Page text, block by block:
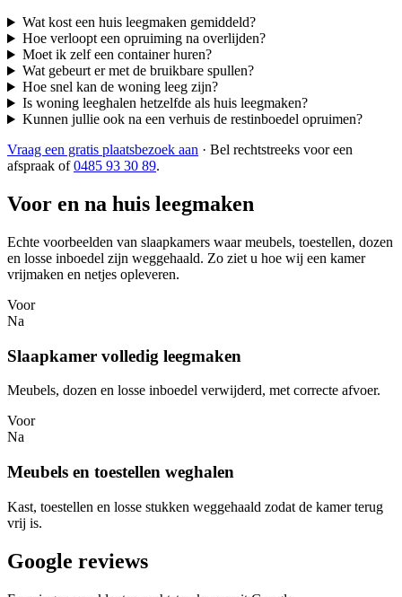
Wat kost een huis leegmaken gemiddeld?
Hoe verloopt een opruiming na overlijden?
Moet ik zelf een container huren?
Wat gebeurt er met de bruikbare spullen?
Hoe snel kan de woning leeg zijn?
Is woning leeghalen hetzelfde als huis leegmaken?
Kunnen jullie ook na een verhuis de restinboedel opruimen?
Vraag een gratis plaatsbezoek aan · Bel rechtstreeks voor een
afspraak of 0485 93 30 89.
Voor en na huis leegmaken
Echte voorbeelden van slaapkamers waar meubels, toestellen, dozen
en losse inboedel zijn weggehaald. Zo ziet u hoe wij een kamer
vrijmaken en netjes opleveren.
Voor
Na
Slaapkamer volledig leegmaken
Meubels, dozen en losse inboedel verwijderd, met correcte afvoer.
Voor
Na
Meubels en toestellen weghalen
Kast, toestellen en losse stukken weggehaald zodat de kamer terug
vrij is.
Google reviews